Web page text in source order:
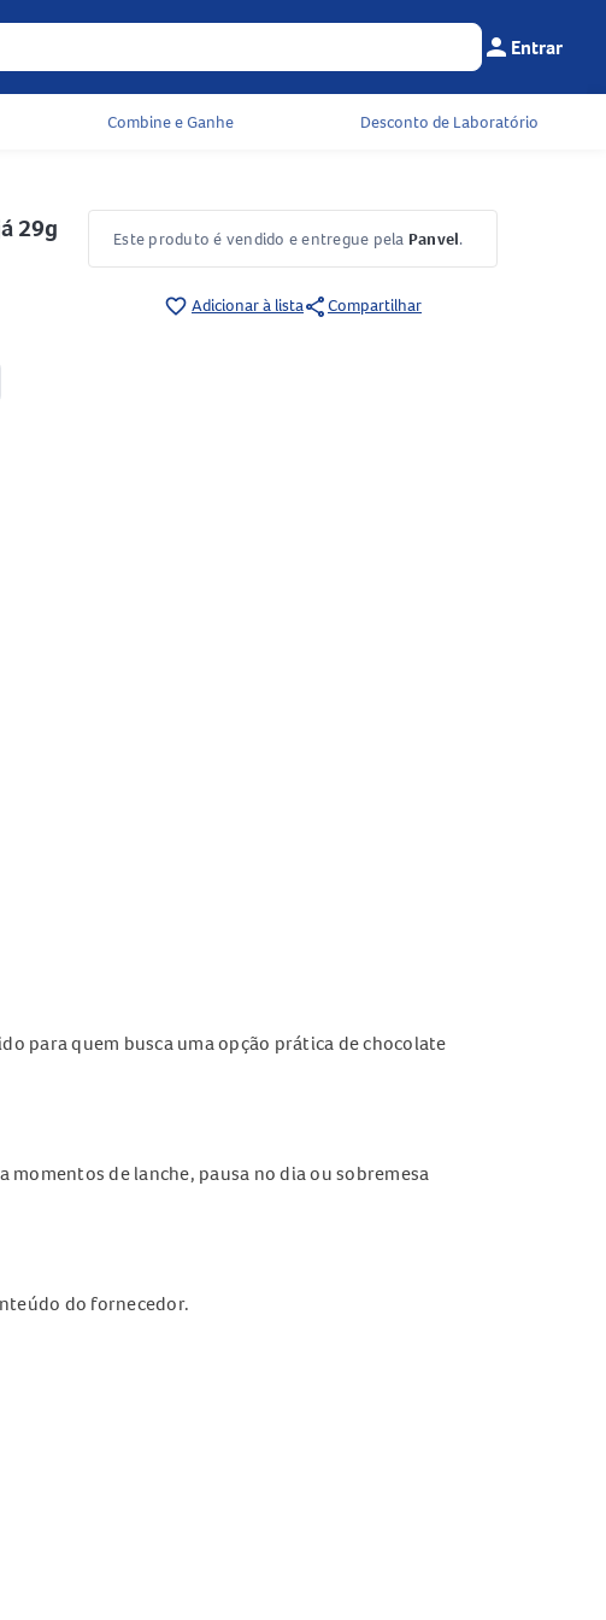
Menu do
person Entrar
Combine e Ganhe Desconto de Laboratório
29g Este produto é vendido e entregue pela Panvel.
favorite_border Adicionar à listashareCompartilhar
para quem busca uma opção prática de chocolate
de lanche, pausa no dia ou sobremesa
do fornecedor.